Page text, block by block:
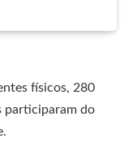
físicos, 280
participaram do